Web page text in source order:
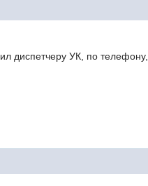
диспетчеру УК, по